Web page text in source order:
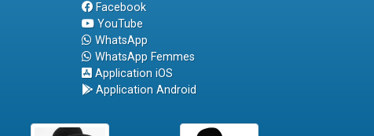
Facebook
YouTube
WhatsApp
WhatsApp Femmes
Application iOS
Application Android